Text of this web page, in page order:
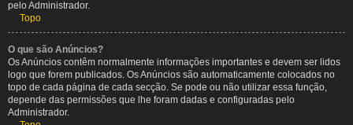
pelo Administrador.
Topo
O que são Anúncios?
Os Anúncios contêm normalmente informações importantes e devem ser lidos
logo que forem publicados. Os Anúncios são automaticamente colocados no
topo de cada página de cada secção. Se pode ou não utilizar essa função,
depende das permissões que lhe foram dadas e configuradas pelo
Administrador.